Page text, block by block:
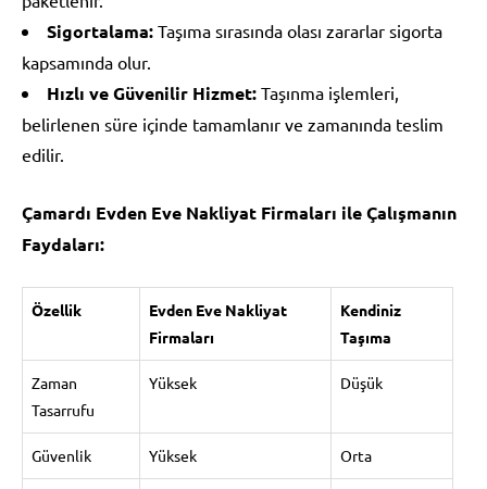
Sigortalama: Taşıma sırasında olası zararlar sigorta
kapsamında olur.
Hızlı ve Güvenilir Hizmet: Taşınma işlemleri,
belirlenen süre içinde tamamlanır ve zamanında teslim
edilir.
Çamardı Evden Eve Nakliyat Firmaları ile Çalışmanın
Faydaları:
Özellik
Evden Eve Nakliyat
Firmaları
Kendiniz
Taşıma
Zaman
Tasarrufu
Yüksek Düşük
Güvenlik Yüksek Orta